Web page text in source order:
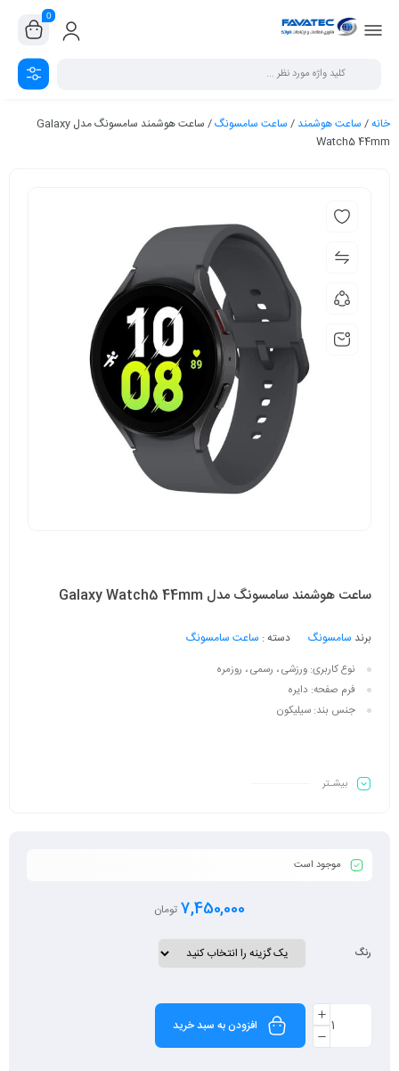
0
خانه/ ساعت هوشمند / ساعت سامسونگ
/ ساعت هوشمند سامسونگ مدل Galaxy
Watch5 44mm
ساعت هوشمند سامسونگ مدل Galaxy Watch5 44mm
برند سامسونگ دسته : ساعت سامسونگ
نوع کاربری: ورزشی ، رسمی ، روزمره
فرم صفحه: دایره
جنس بند: سیلیکون
بیشـتر
موجود است
7,450,000 تومان
رنگ
افزودن به سبد خرید